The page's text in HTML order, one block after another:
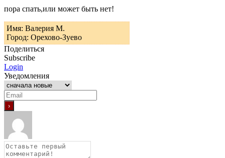
пора спать,или может быть нет!
Имя: Валерия М.
Город: Орехово-Зуево
Поделиться
Subscribe
Login
Уведомления